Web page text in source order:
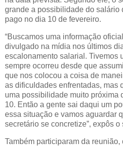
grande a possibilidade do salário
pago no dia 10 de fevereiro.
“Buscamos uma informação
divulgado na mídia nos últimos
escalonamento salarial. Tivemos
sempre ocorreu desde que
que nos colocou a coisa de
as dificuldades enfrentadas, mas
uma possibilidade muito próxima
10. Então a gente sai daqui um
essa situação e vamos aguardar
secretário se concretize”, expôs o
Também participaram da reunião,